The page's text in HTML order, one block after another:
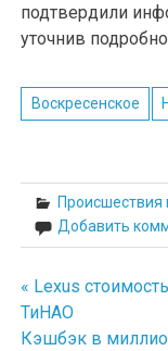
подтвердили
уточнив
Воскресенское
Происшествия
Добавить
Навигация
по
« Lexus
ТиНАО
Кэшбэк в